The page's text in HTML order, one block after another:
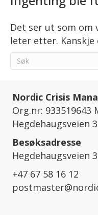
Det ser ut som om
leter etter. Kanskje
Nordic Crisis
Org.nr: 933519643
Hegdehaugsveien
Besøksadresse
Hegdehaugsveien
+47 67 58 16 12